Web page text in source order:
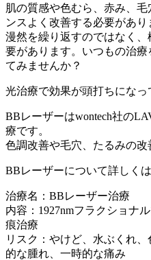
肌の質感や色むら、赤み、
ンスよく改善する必要があ
漫然を繰り返すのではなく
要があります。いつもの治
てみませんか？
光治療で効果が頭打ちになっ
BBレーザーはwontech社の
療です。
色調改善や毛穴、たるみの改
BBレーザーについて詳しくは
治療名：BBレーザー治療
内容：1927nmフラクショナ
痕治療
リスク：やけど、水ぶくれ
的な腫れ、一時的な痛み